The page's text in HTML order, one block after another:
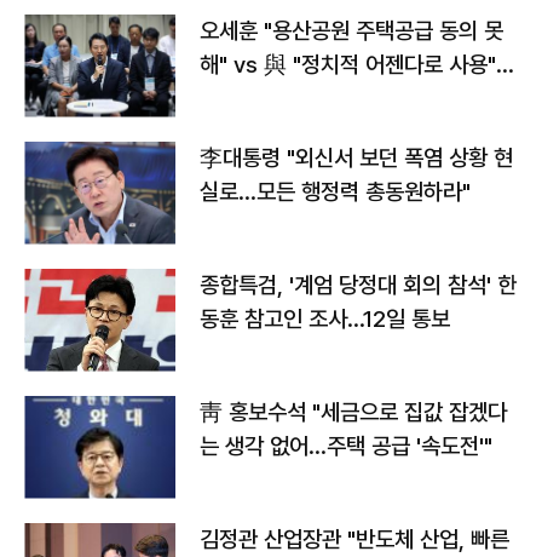
오세훈 "용산공원 주택공급 동의 못
해" vs 與 "정치적 어젠다로 사용"
李대통령 "외신서 보던 폭염 상황 현
실로…모든 행정력 총동원하라"
종합특검, '계엄 당정대 회의 참석' 한
동훈 참고인 조사...12일 통보
靑 홍보수석 "세금으로 집값 잡겠다
는 생각 없어…주택 공급 '속도전'"
김정관 산업장관 "반도체 산업, 빠른